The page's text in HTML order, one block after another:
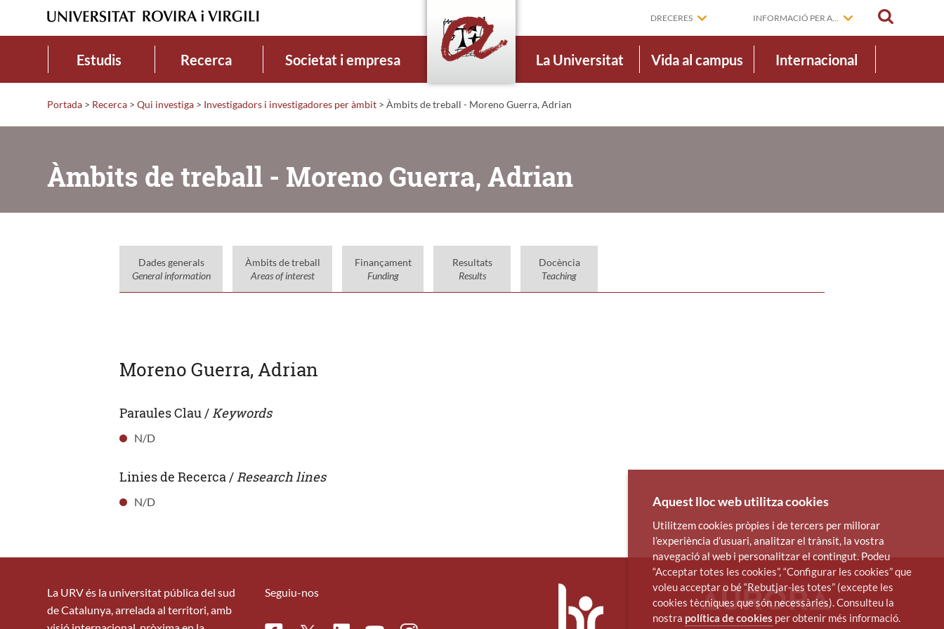
DRECERES INFORMACIÓ PER A...
Estudis Recerca Societat i empresa La Universitat Vida al campus Internacional
Portada > Recerca > Qui investiga > Investigadors i investigadores per àmbit > Àmbits de treball - Moreno Guerra, Adrian
Àmbits de treball - Moreno Guerra, Adrian
Dades generals
General information
Àmbits de treball
Areas of interest
Finançament
Funding
Resultats
Results
Docència
Teaching
Moreno Guerra, Adrian
Paraules Clau / Keywords
N/D
Linies de Recerca / Research lines
N/D
La URV és la universitat pública del sud
de Catalunya, arrelada al territori, amb
Seguiu-nos
Aquest lloc web utilitza cookies
Utilitzem cookies pròpies i de tercers per millorar
l’experiència d’usuari, analitzar el trànsit, la vostra
navegació al web i personalitzar el contingut. Podeu
“Acceptar totes les cookies”, “Configurar les cookies” que
voleu acceptar o bé “Rebutjar-les totes” (excepte les
cookies tècniques que són necessàries). Consulteu la
nostra política de cookies per obtenir més informació.